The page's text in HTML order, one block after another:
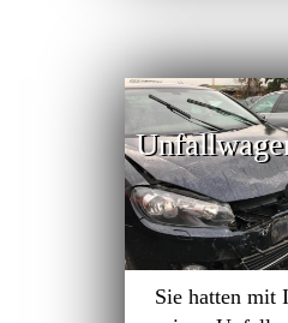
Sie hatten mit